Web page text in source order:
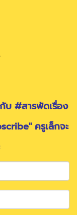
บ #สารพัดเรื่อง
ครูเล็กจะ